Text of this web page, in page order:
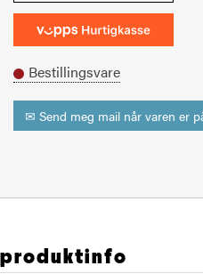
Bestillingsvare
✉ Send meg mail når varen er
produktinfo